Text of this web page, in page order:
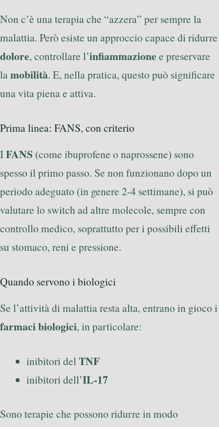
Non c’è una terapia che “azzera” per sempre la
malattia. Però esiste un approccio capace di ridurre
dolore, controllare l’infiammazione e preservare
lamobilità. E, nella pratica, questo può significare
una vita piena e attiva.
Prima linea: FANS, con criterio
IFANS (come ibuprofene o naprossene) sono
spesso il primo passo. Se non funzionano dopo un
periodo adeguato (in genere 2-4 settimane), si può
valutare lo switch ad altre molecole, sempre con
controllo medico, soprattutto per i possibili effetti
su stomaco, reni e pressione.
Quando servono i biologici
Se l’attività di malattia resta alta, entrano in gioco i
farmaci biologici, in particolare:
inibitori del TNF
inibitori dell’IL-17
Sono terapie che possono ridurre in modo